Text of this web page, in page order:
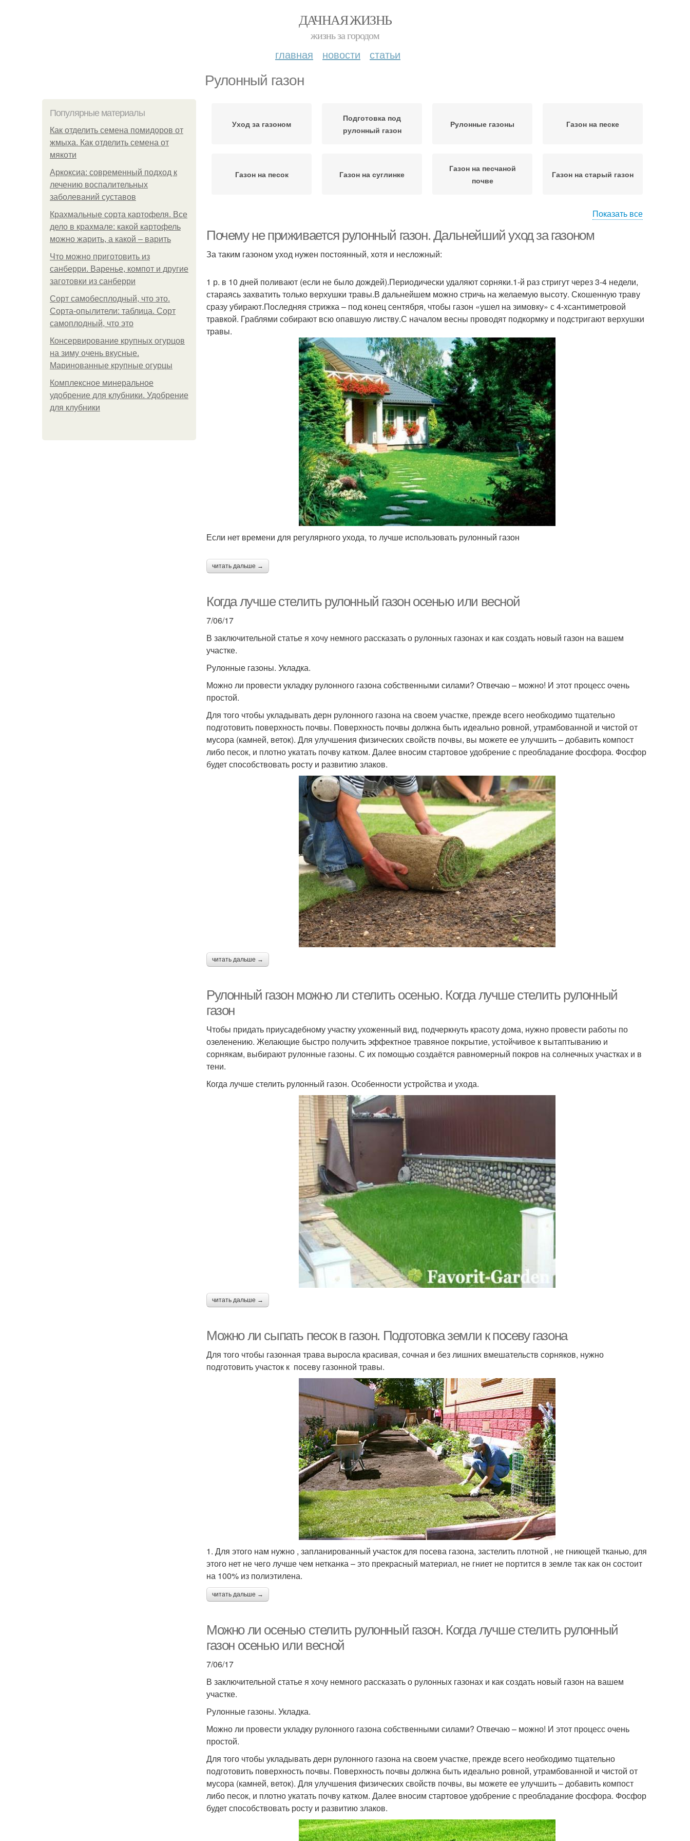
ДАЧНАЯ ЖИЗНЬ
жизнь за городом
главная новости статьи
Рулонный газон
Популярные материалы
Как отделить семена помидоров от
жмыха. Как отделить семена от
мякоти
Аркоксиа: современный подход к
лечению воспалительных
заболеваний суставов
Крахмальные сорта картофеля. Все
дело в крахмале: какой картофель
можно жарить, а какой – варить
Что можно приготовить из
санберри. Варенье, компот и другие
заготовки из санберри
Сорт самобесплодный, что это.
Сорта-опылители: таблица. Сорт
самоплодный, что это
Консервирование крупных огурцов
на зиму очень вкусные.
Маринованные крупные огурцы
Комплексное минеральное
удобрение для клубники. Удобрение
для клубники
Уход за газоном
Подготовка под
рулонный газон
Рулонные газоны Газон на песке
Газон на песок Газон на суглинке
Газон на песчаной
почве
Газон на старый газон
газона
Показать все
Почему не приживается рулонный газон. Дальнейший уход за газоном
За таким газоном уход нужен постоянный, хотя и несложный:
1 р. в 10 дней поливают (если не было дождей).Периодически удаляют сорняки.1-й раз стригут через 3-4 недели,
стараясь захватить только верхушки травы.В дальнейшем можно стричь на желаемую высоту. Скошенную траву
сразу убирают.Последняя стрижка – под конец сентября, чтобы газон «ушел на зимовку» с 4-хсантиметровой
травкой. Граблями собирают всю опавшую листву.С началом весны проводят подкормку и подстригают верхушки
травы.
Если нет времени для регулярного ухода, то лучше использовать рулонный газон
читать дальше →
Когда лучше стелить рулонный газон осенью или весной
7/06/17
В заключительной статье я хочу немного рассказать о рулонных газонах и как создать новый газон на вашем
участке.
Рулонные газоны. Укладка.
Можно ли провести укладку рулонного газона собственными силами? Отвечаю – можно! И этот процесс очень
простой.
Для того чтобы укладывать дерн рулонного газона на своем участке, прежде всего необходимо тщательно
подготовить поверхность почвы. Поверхность почвы должна быть идеально ровной, утрамбованной и чистой от
мусора (камней, веток). Для улучшения физических свойств почвы, вы можете ее улучшить – добавить компост
либо песок, и плотно укатать почву катком. Далее вносим стартовое удобрение с преобладание фосфора. Фосфор
будет способствовать росту и развитию злаков.
читать дальше →
Рулонный газон можно ли стелить осенью. Когда лучше стелить рулонный
газон
Чтобы придать приусадебному участку ухоженный вид, подчеркнуть красоту дома, нужно провести работы по
озеленению. Желающие быстро получить эффектное травяное покрытие, устойчивое к вытаптыванию и
сорнякам, выбирают рулонные газоны. С их помощью создаётся равномерный покров на солнечных участках и в
тени.
Когда лучше стелить рулонный газон. Особенности устройства и ухода.
читать дальше →
Можно ли сыпать песок в газон. Подготовка земли к посеву газона
Для того чтобы газонная трава выросла красивая, сочная и без лишних вмешательств сорняков, нужно
подготовить участок к посеву газонной травы.
1. Для этого нам нужно , запланированный участок для посева газона, застелить плотной , не гниющей тканью, для
этого нет не чего лучше чем нетканка – это прекрасный материал, не гниет не портится в земле так как он состоит
на 100% из полиэтилена.
читать дальше →
Можно ли осенью стелить рулонный газон. Когда лучше стелить рулонный
газон осенью или весной
7/06/17
В заключительной статье я хочу немного рассказать о рулонных газонах и как создать новый газон на вашем
участке.
Рулонные газоны. Укладка.
Можно ли провести укладку рулонного газона собственными силами? Отвечаю – можно! И этот процесс очень
простой.
Для того чтобы укладывать дерн рулонного газона на своем участке, прежде всего необходимо тщательно
подготовить поверхность почвы. Поверхность почвы должна быть идеально ровной, утрамбованной и чистой от
мусора (камней, веток). Для улучшения физических свойств почвы, вы можете ее улучшить – добавить компост
либо песок, и плотно укатать почву катком. Далее вносим стартовое удобрение с преобладание фосфора. Фосфор
будет способствовать росту и развитию злаков.